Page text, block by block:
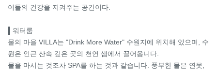
이들의 건강을 지켜주는 공간이다.
▌워터룸
물의 마을 VILLA는 "Drink More Water" 수원지에 위치해 있으며, 수
원은 인근 산속 깊은 곳의 천연 샘에서 끌어옵니다.
물을 마시는 것조차 SPA를 하는 것과 같습니다. 풍부한 물은 연못,